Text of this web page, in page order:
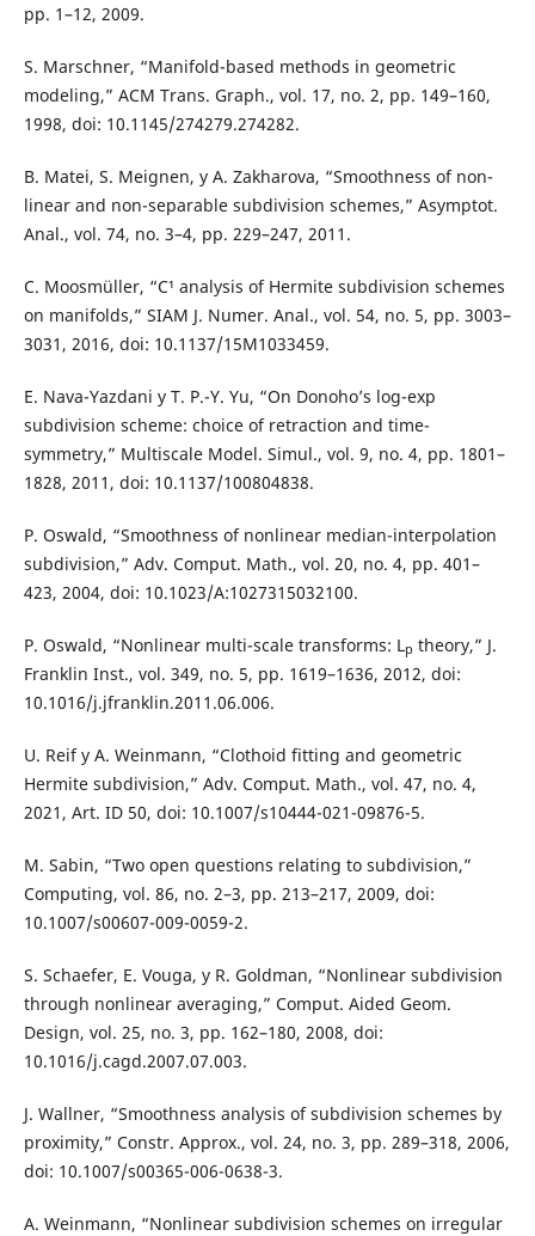
pp. 1–12, 2009.
S. Marschner, “Manifold-based methods in geometric
modeling,” ACM Trans. Graph., vol. 17, no. 2, pp. 149–160,
1998, doi: 10.1145/274279.274282.
B. Matei, S. Meignen, y A. Zakharova, “Smoothness of non-
linear and non-separable subdivision schemes,” Asymptot.
Anal., vol. 74, no. 3–4, pp. 229–247, 2011.
C. Moosmüller, “C¹ analysis of Hermite subdivision schemes
on manifolds,” SIAM J. Numer. Anal., vol. 54, no. 5, pp. 3003–
3031, 2016, doi: 10.1137/15M1033459.
E. Nava-Yazdani y T. P.-Y. Yu, “On Donoho’s log-exp
subdivision scheme: choice of retraction and time-
symmetry,” Multiscale Model. Simul., vol. 9, no. 4, pp. 1801–
1828, 2011, doi: 10.1137/100804838.
P. Oswald, “Smoothness of nonlinear median-interpolation
subdivision,” Adv. Comput. Math., vol. 20, no. 4, pp. 401–
423, 2004, doi: 10.1023/A:1027315032100.
P. Oswald, “Nonlinear multi-scale transforms: Lp theory,” J.
Franklin Inst., vol. 349, no. 5, pp. 1619–1636, 2012, doi:
10.1016/j.jfranklin.2011.06.006.
U. Reif y A. Weinmann, “Clothoid fitting and geometric
Hermite subdivision,” Adv. Comput. Math., vol. 47, no. 4,
2021, Art. ID 50, doi: 10.1007/s10444-021-09876-5.
M. Sabin, “Two open questions relating to subdivision,”
Computing, vol. 86, no. 2–3, pp. 213–217, 2009, doi:
10.1007/s00607-009-0059-2.
S. Schaefer, E. Vouga, y R. Goldman, “Nonlinear subdivision
through nonlinear averaging,” Comput. Aided Geom.
Design, vol. 25, no. 3, pp. 162–180, 2008, doi:
10.1016/j.cagd.2007.07.003.
J. Wallner, “Smoothness analysis of subdivision schemes by
proximity,” Constr. Approx., vol. 24, no. 3, pp. 289–318, 2006,
doi: 10.1007/s00365-006-0638-3.
A. Weinmann, “Nonlinear subdivision schemes on irregular